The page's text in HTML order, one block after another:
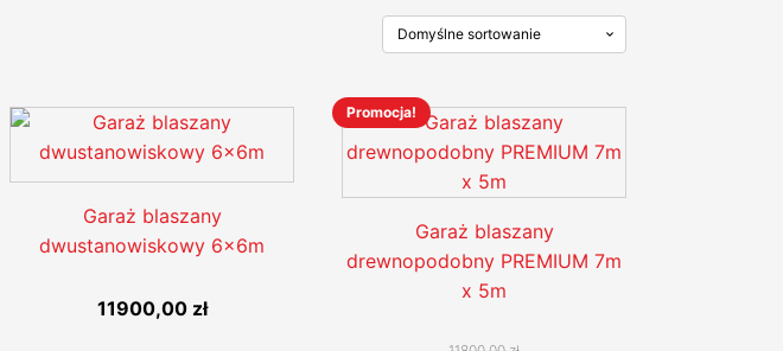
Garaż blaszany
dwustanowiskowy 6x6m
11900,00 zł
Promocja!
Garaż blaszany
drewnopodobny PREMIUM 7m
x 5m
Ten
produkt
wariantów.
Opcje